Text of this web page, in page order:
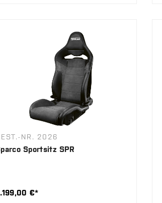
NR. 2026
Sportsitz SPR
€*